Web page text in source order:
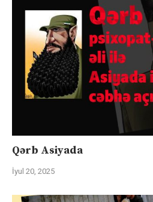
Qərb Asiyada
İyul 20, 2025